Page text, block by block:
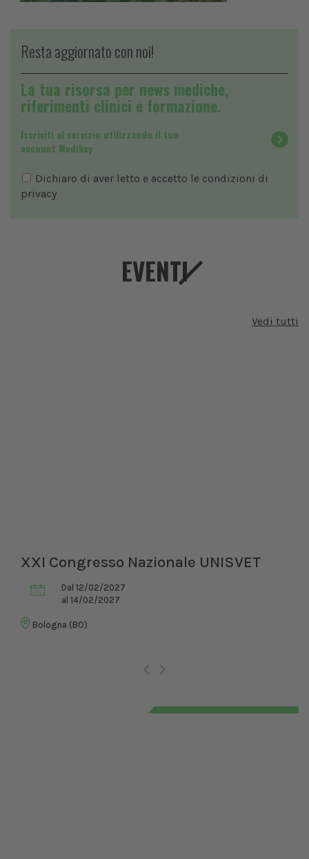
Resta aggiornato con noi!
La tua risorsa per news mediche,
riferimenti clinici e formazione.
Iscriviti al servizio utilizzando il tuo
account Medikey
Dichiaro di aver letto e accetto le condizioni di
privacy
EVENTI
Vedi tutti
XXI Congresso Nazionale UNISVET
Dal 12/02/2027
al 14/02/2027
Bologna (BO)